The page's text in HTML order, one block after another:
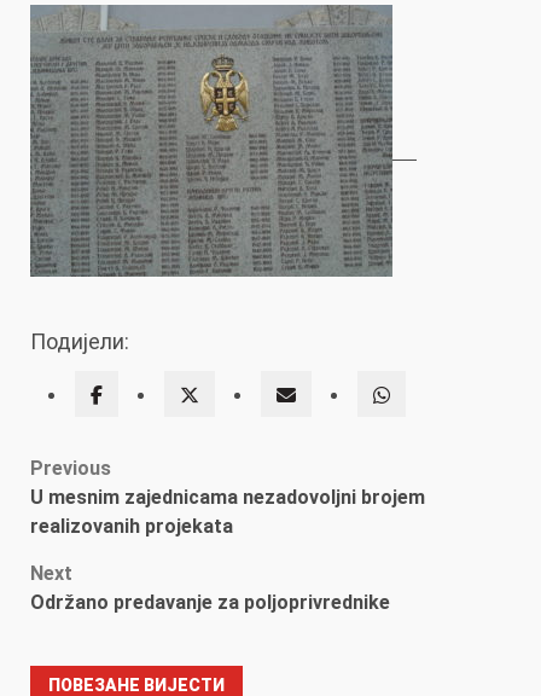
Подијели:
Post
navigation
Previous
U mesnim zajednicama nezadovoljni brojem
realizovanih projekata
Next
Održano predavanje za poljoprivrednike
ПОВЕЗАНЕ ВИЈЕСТИ